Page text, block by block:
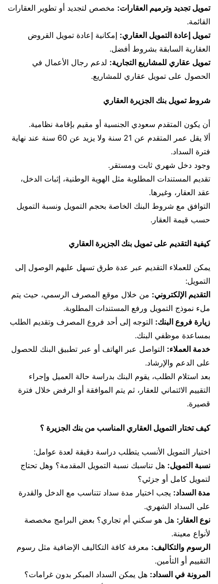
تمويل تجديد وترميم العقارات: مخصص لتجديد أو تطوير العقارات
القائمة.
تمويل إعادة التمويل العقاري: إمكانية إعادة تمويل القروض
العقارية السابقة بشروط أفضل.
تمويل عقاري للمشاريع التجارية: لدعم رجال الأعمال في
الحصول على تمويل عقاري للمشاريع.
شروط تمويل بنك الجزيرة العقاري
أن يكون المتقدم سعودي الجنسية أو مقيم بإقامة نظامية.
ألا يقل عمر المتقدم عن 21 سنة ولا يزيد عن 60 سنة عند نهاية
فترة السداد.
وجود دخل شهري ثابت ومستقر.
تقديم المستندات المطلوبة مثل الهوية الوطنية، إثبات الدخل،
عقد العقار، وغيرها.
التوافق مع شروط البنك الخاصة بحجم التمويل ونسبة التمويل
حسب قيمة العقار.
كيفية التقديم على تمويل بنك الجزيرة العقاري
يمكن للعملاء التقديم عبر عدة طرق تسهل عليهم الوصول إلى
التمويل:
التقديم الإلكتروني: من خلال موقع المصرف الرسمي، حيث يتم
ملء نموذج التمويل ورفع المستندات المطلوبة.
زيارة فروع البنك: التوجه إلى أحد فروع المصرف وتقديم الطلب
بمساعدة موظفي البنك.
خدمة العملاء: التواصل عبر الهاتف أو عبر تطبيق البنك للحصول
على الدعم والإرشاد.
بعد استلام الطلب، يقوم البنك بدراسة حالة العميل وإجراء
التقييم الائتماني للعقار، ثم يتم الموافقة أو الرفض خلال فترة
قصيرة.
كيف تختار التمويل العقاري المناسب من بنك الجزيرة ؟
اختيار التمويل الأنسب يتطلب دراسة دقيقة لعدة عوامل:
نسبة التمويل: هل تناسبك نسبة التمويل المقدمة؟ وهل تحتاج
لتمويل كامل أو جزئي؟
مدة السداد: يجب اختيار مدة سداد تتناسب مع الدخل والقدرة
على السداد الشهري.
نوع العقار: هل هو سكني أم تجاري؟ بعض البرامج مخصصة
لأنواع معينة.
الرسوم والتكاليف: معرفة كافة التكاليف الإضافية مثل رسوم
التقييم أو التأمين.
المرونة في السداد: هل يمكن السداد المبكر بدون غرامات؟